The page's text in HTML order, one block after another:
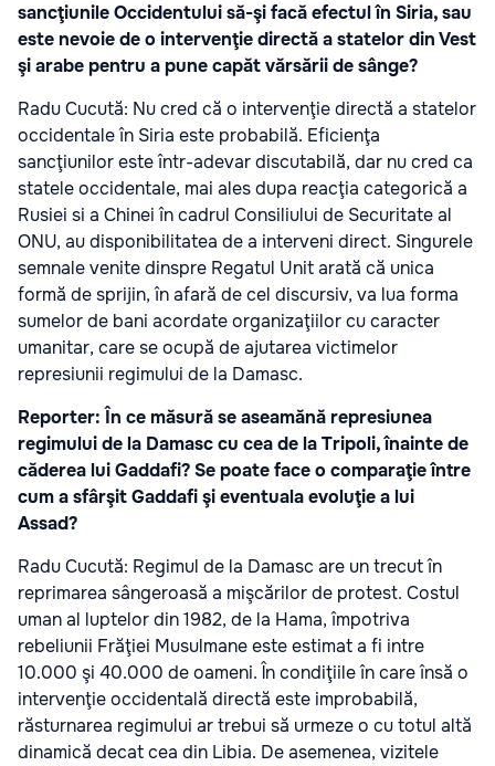
sancţiunile Occidentului să-şi facă efectul în Siria, sau
este nevoie de o intervenţie directă a statelor din Vest
şi arabe pentru a pune capăt vărsării de sânge?
Radu Cucută: Nu cred că o intervenţie directă a statelor
occidentale în Siria este probabilă. Eficienţa
sancţiunilor este într-adevar discutabilă, dar nu cred ca
statele occidentale, mai ales dupa reacţia categorică a
Rusiei si a Chinei în cadrul Consiliului de Securitate al
ONU, au disponibilitatea de a interveni direct. Singurele
semnale venite dinspre Regatul Unit arată că unica
formă de sprijin, în afară de cel discursiv, va lua forma
sumelor de bani acordate organizaţiilor cu caracter
umanitar, care se ocupă de ajutarea victimelor
represiunii regimului de la Damasc.
Reporter: În ce măsură se aseamănă represiunea
regimului de la Damasc cu cea de la Tripoli, înainte de
căderea lui Gaddafi? Se poate face o comparaţie între
cum a sfârşit Gaddafi şi eventuala evoluţie a lui
Assad?
Radu Cucută: Regimul de la Damasc are un trecut în
reprimarea sângeroasă a mişcărilor de protest. Costul
uman al luptelor din 1982, de la Hama, împotriva
rebeliunii Frăţiei Musulmane este estimat a fi intre
10.000 şi 40.000 de oameni. În condiţiile în care însă o
intervenţie occidentală directă este improbabilă,
răsturnarea regimului ar trebui să urmeze o cu totul altă
dinamică decat cea din Libia. De asemenea, vizitele